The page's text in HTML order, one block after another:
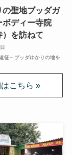
トリック
の聖地ブッダガ
ボディー寺院
）を訪ねて
征～ブッダゆかりの地を